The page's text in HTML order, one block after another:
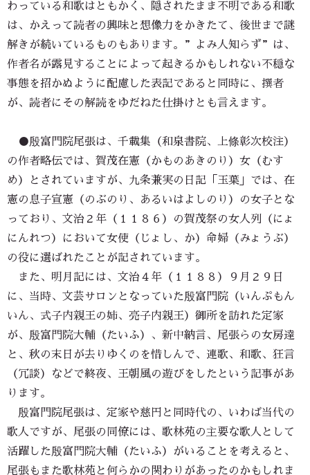
わっている和歌はともかく、隠されたまま不明である和歌
は、かえって読者の興味と想像力をかきたて、後世まで謎
解きが続いているものもあります。”よみ人知らず”は、
作者名が露見することによって起きるかもしれない不穏な
事態を招かぬように配慮した表記であると同時に、撰者
が、読者にその解読をゆだねた仕掛けとも言えます。
●殷富門院尾張は、千載集（和泉書院、上條彰次校注）
の作者略伝では、賀茂在憲（かものあきのり）女（むす
め）とされていますが、九条兼実の日記「玉葉」では、在
憲の息子宣憲（のぶのり、あるいはよしのり）の女子とな
っており、文治２年（１１８６）の賀茂祭の女人列（にょ
にんれつ）において女使（じょし、か）命婦（みょうぶ）
の役に選ばれたことが記されています。
また、明月記には、文治４年（１１８８）９月２９日
に、当時、文芸サロンとなっていた殷富門院（いんぷもん
いん、式子内親王の姉、亮子内親王）御所を訪れた定家
が、殷富門院大輔（たいふ）、新中納言、尾張らの女房達
と、秋の末日が去りゆくのを惜しんで、連歌、和歌、狂言
（冗談）などで終夜、王朝風の遊びをしたという記事があ
ります。
殷富門院尾張は、定家や慈円と同時代の、いわば当代の
歌人ですが、尾張の同僚には、歌林苑の主要な歌人として
活躍した殷富門院大輔（たいふ）がいることを考えると、
尾張もまた歌林苑と何らかの関わりがあったのかもしれま